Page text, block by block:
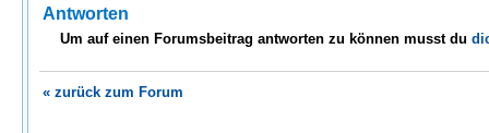
Antworten
Um auf einen Forumsbeitrag antworten zu können musst du
« zurück zum Forum